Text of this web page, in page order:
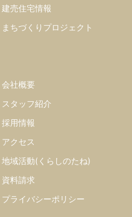
建売住宅情報
まちづくりプロジェクト
会社概要
スタッフ紹介
採用情報
アクセス
地域活動(くらしのたね)
資料請求
プライバシーポリシー